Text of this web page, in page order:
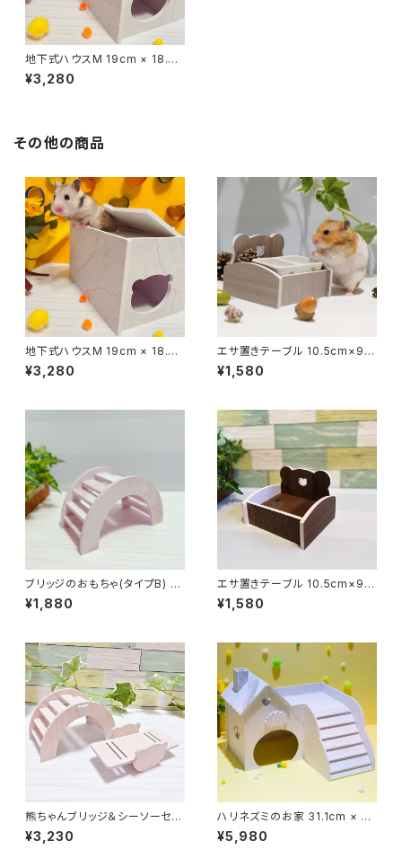
地下式ハウスM 19cm × 18.2c
m × 11cm
¥3,280
その他の商品
地下式ハウスM 19cm × 18.2c
m × 11cm
¥3,280
エサ置きテーブル 10.5cm×9c
m×7.5cm
¥1,580
ブリッジのおもちゃ(タイプB) 15
cm × 8.5cm × 8.8cm
¥1,880
エサ置きテーブル 10.5cm×9c
m×7.5cm
¥1,580
熊ちゃんブリッジ＆シーソーセッ
ト 15cm × 8.5cm × 8.8cm /
14.5cm × 7cm × 5cm
¥3,230
ハリネズミのお家 31.1cm × 28
cm × 24cm
¥5,980